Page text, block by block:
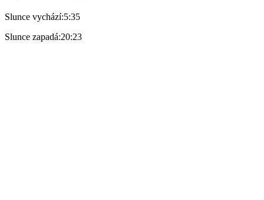
Slunce vychází:5:35
Slunce zapadá:20:23